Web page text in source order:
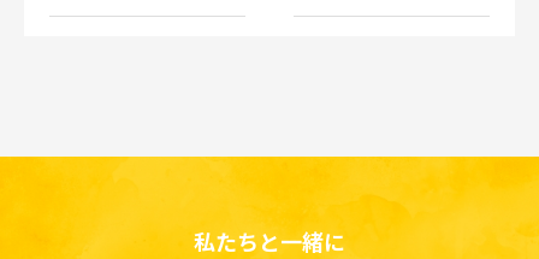
私たちと一緒に